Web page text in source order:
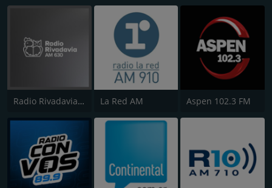
Radio Rivadavia 630 AM La Red AM Aspen 102.3 FM